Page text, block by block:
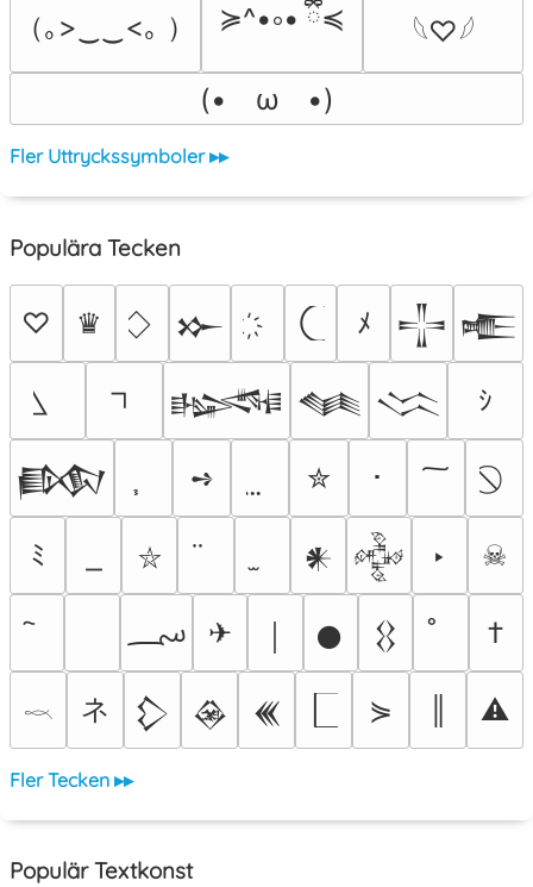
（｡>‿‿<｡ ） ≽^•༚• ྀིྀ≼
𓆩♡𓆪
(•　ω　•)
Fler Uttryckssymboler ▸▸
Populära Tecken
♡ ♛ 𒁍 ﾒ 𒋲 𒍫
𒈙 𒈝 𒈱 ｼ
𒁃 ➺ ✮ ･
ﾐ ⛥ 𒀭 𒅒 ‣ ☠
؄ ✈ 𒊹 𒌐 †
𓎖 ネ 𒁷 𒊲 𒌍 ⋟ ⚠
Fler Tecken ▸▸
Populär Textkonst